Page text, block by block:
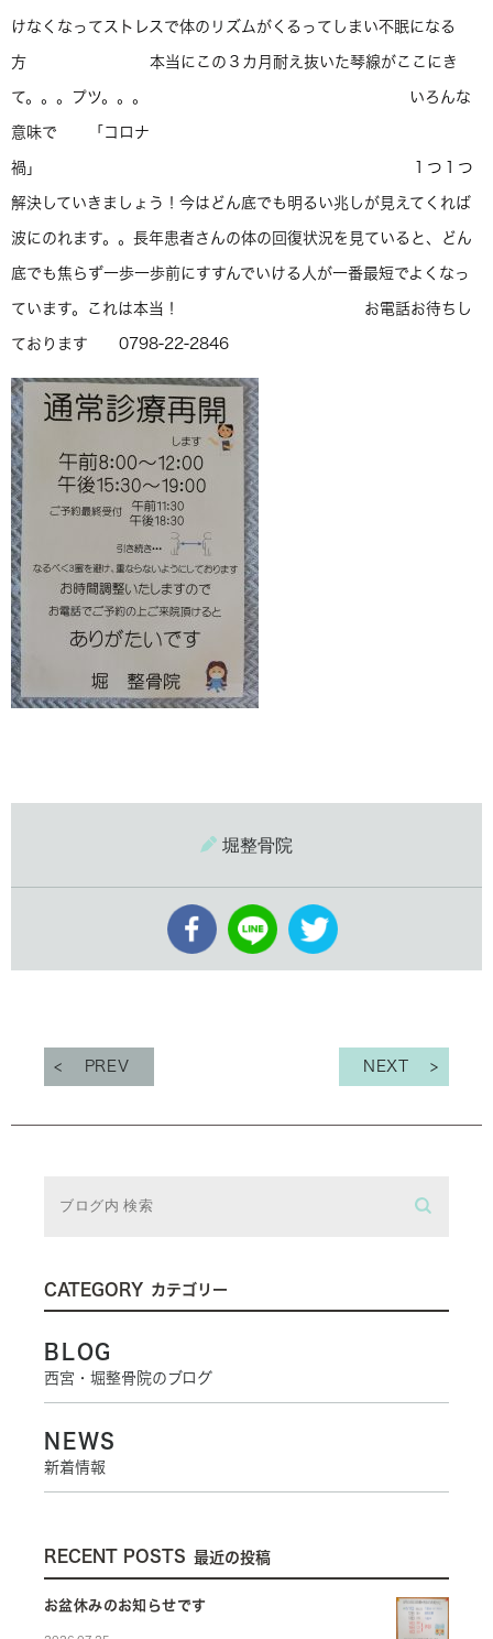
けなくなってストレスで体のリズムがくるってしまい不眠になる
方 本当にこの３カ月耐え抜いた琴線がここにき
て。。。プツ。。。 いろんな
意味で 「コロナ
禍」 １つ１つ
解決していきましょう！今はどん底でも明るい兆しが見えてくれば
波にのれます。。長年患者さんの体の回復状況を見ていると、どん
底でも焦らず一歩一歩前にすすんでいける人が一番最短でよくなっ
ています。これは本当！ お電話お待ちし
ております 0798-22-2846
堀整骨院
PREV NEXT
CATEGORY カテゴリー
BLOG
西宮・堀整骨院のブログ
NEWS
新着情報
RECENT POSTS 最近の投稿
お盆休みのお知らせです